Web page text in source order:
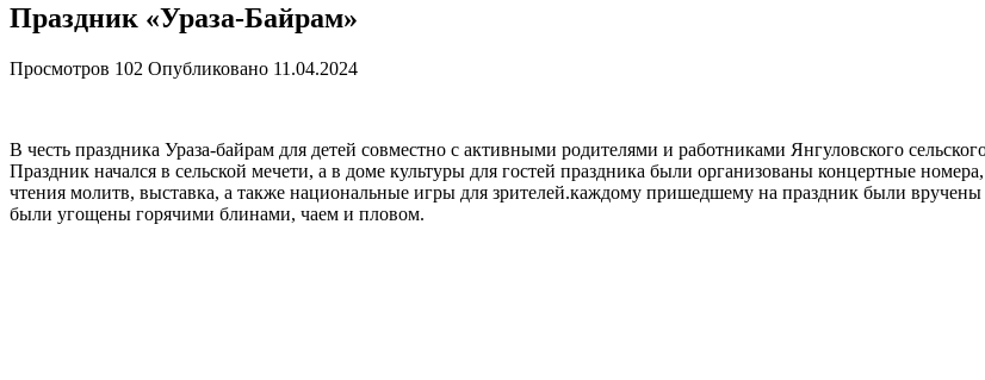
Праздник «Ураза-Байрам»
Просмотров 102 Опубликовано 11.04.2024
В честь праздника Ураза-байрам для детей совместно с активными родителями и работниками Янгуловского
Праздник начался в сельской мечети, а в доме культуры для гостей праздника были организованы концертные
чтения молитв, выставка, а также национальные игры для зрителей.каждому пришедшему на праздник были
были угощены горячими блинами, чаем и пловом.